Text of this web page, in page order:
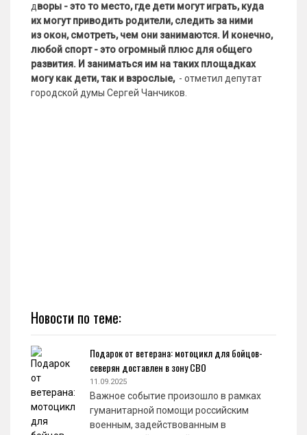
дворы - это то место, где дети могут играть, куда
их могут приводить родители, следить за ними
из окон, смотреть, чем они занимаются. И конечно,
любой спорт - это огромный плюс для общего
развития. И заниматься им на таких площадках
могу как дети, так и взрослые, - отметил депутат
городской думы Сергей Чанчиков.
Новости по теме:
Подарок от ветерана: мотоцикл для бойцов-
северян доставлен в зону СВО
11.09.2025
Важное событие произошло в рамках
гуманитарной помощи российским
военным, задействованным в